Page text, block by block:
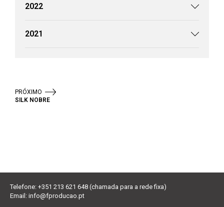
2022
2021
PRÓXIMO
SILK NOBRE
Telefone: +351 213 621 648 (chamada para a rede fixa)
Email: info@fproducao.pt